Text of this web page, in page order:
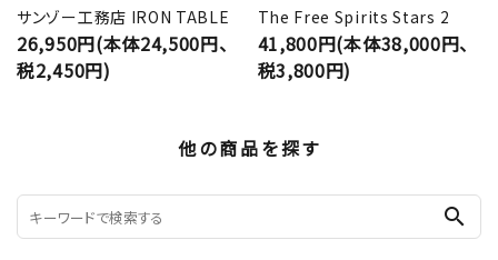
サンゾー工務店 IRON TABLE
26,950円(本体24,500円、
税2,450円)
The Free Spirits Stars 2
41,800円(本体38,000円、
税3,800円)
他の商品を探す
search